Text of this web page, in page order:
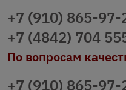
+7 (910) 865-97-
+7 (4842) 704
По вопросам
+7 (910) 865-97-